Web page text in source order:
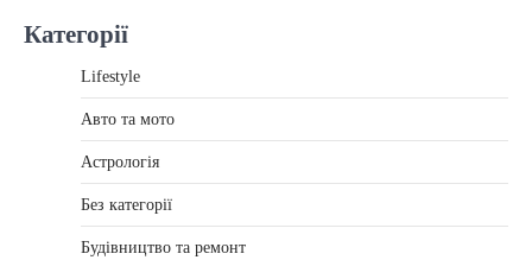
Категорії
Lifestyle
Авто та мото
Астрологія
Без категорії
Будівництво та ремонт